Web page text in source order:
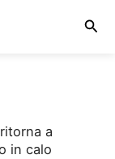
a
in calo